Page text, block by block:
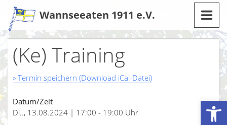
Werkzeugleiste öffnen
Zum
Inhalt
Wannseeaten 1911 e.V.
(Ke) Training
» Termin speichern (Download iCal-Datei)
Datum/Zeit
Di.., 13.08.2024 | 17:00 - 19:00 Uhr